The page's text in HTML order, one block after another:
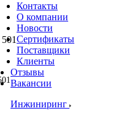
Контакты
О компании
Новости
Сертификаты
Поставщики
Клиенты
Отзывы
Вакансии
Инжиниринг